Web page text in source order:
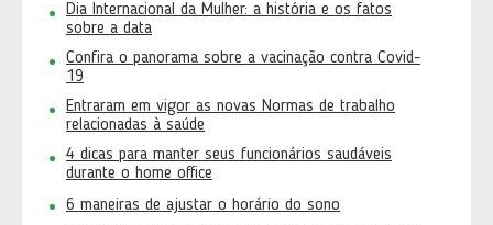
Dia Internacional da Mulher: a história e os fatos
sobre a data
Confira o panorama sobre a vacinação contra Covid-
19
Entraram em vigor as novas Normas de trabalho
relacionadas à saúde
4 dicas para manter seus funcionários saudáveis
durante o home office
6 maneiras de ajustar o horário do sono